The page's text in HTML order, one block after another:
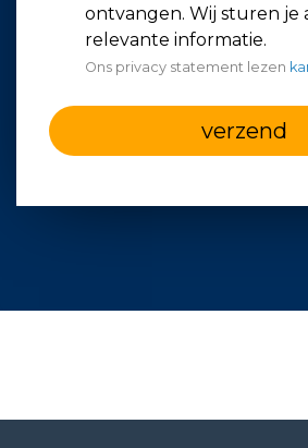
ontvangen. Wij sturen je
relevante informatie.
Ons privacy statement lezen
verzend